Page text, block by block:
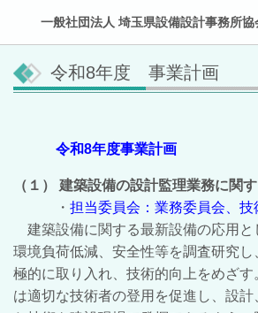
一般社団法人 埼玉県設備設計事務所協
令和8年度 事業計画
令和8年度事業計画
（１） 建築設備の設計監理業務に関
・ 担当委員会：業務委員会、技
建築設備に関する最新設備の応用と
環境負荷低減、安全性等を調査研究
極的に取り入れ、技術的向上をめざす
は適切な技術者の登用を促進し、設